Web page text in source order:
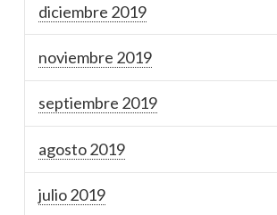
diciembre 2019
noviembre 2019
septiembre 2019
agosto 2019
julio 2019